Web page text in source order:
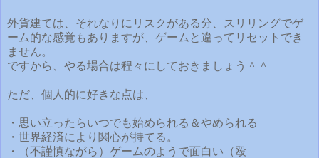
外貨建ては、それなりにリスクがある分、スリリングでゲ
ーム的な感覚もありますが、ゲームと違ってリセットでき
ません。
ですから、やる場合は程々にしておきましょう＾＾
ただ、個人的に好きな点は、
・思い立ったらいつでも始められる＆やめられる
・世界経済により関心が持てる。
・（不謹慎ながら）ゲームのようで面白い（殴